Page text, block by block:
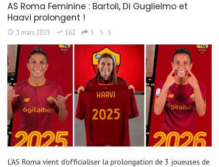
AS Roma Feminine : Bartoli, Di Guglielmo et
Haavi prolongent !
3 mars 2023 162 5 5
L'AS Roma vient d'officialiser la prolongation de 3 joueuses de